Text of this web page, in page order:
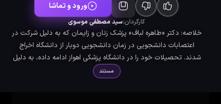
ورود و تماشا
کارگردان:سید مصطفی موسوی
خلاصه: دکتر «طاهره لباف» پزشک زنان و زایمان که به دلیل شرکت در
اعتصابات دانشجویی در زمان دانشجویی دوبار از دانشگاه اخراج
شدند. تحصیلات خود را در دانشگاه پزشکی اهواز ادامه داده، به دلیل
فعالیت های سیاسی، تحت بازجویی ساواک...
مستند